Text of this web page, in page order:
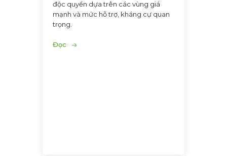
độc quyền dựa trên các vùng giá
mạnh và mức hỗ trợ, kháng cự quan
trọng.
Đọc